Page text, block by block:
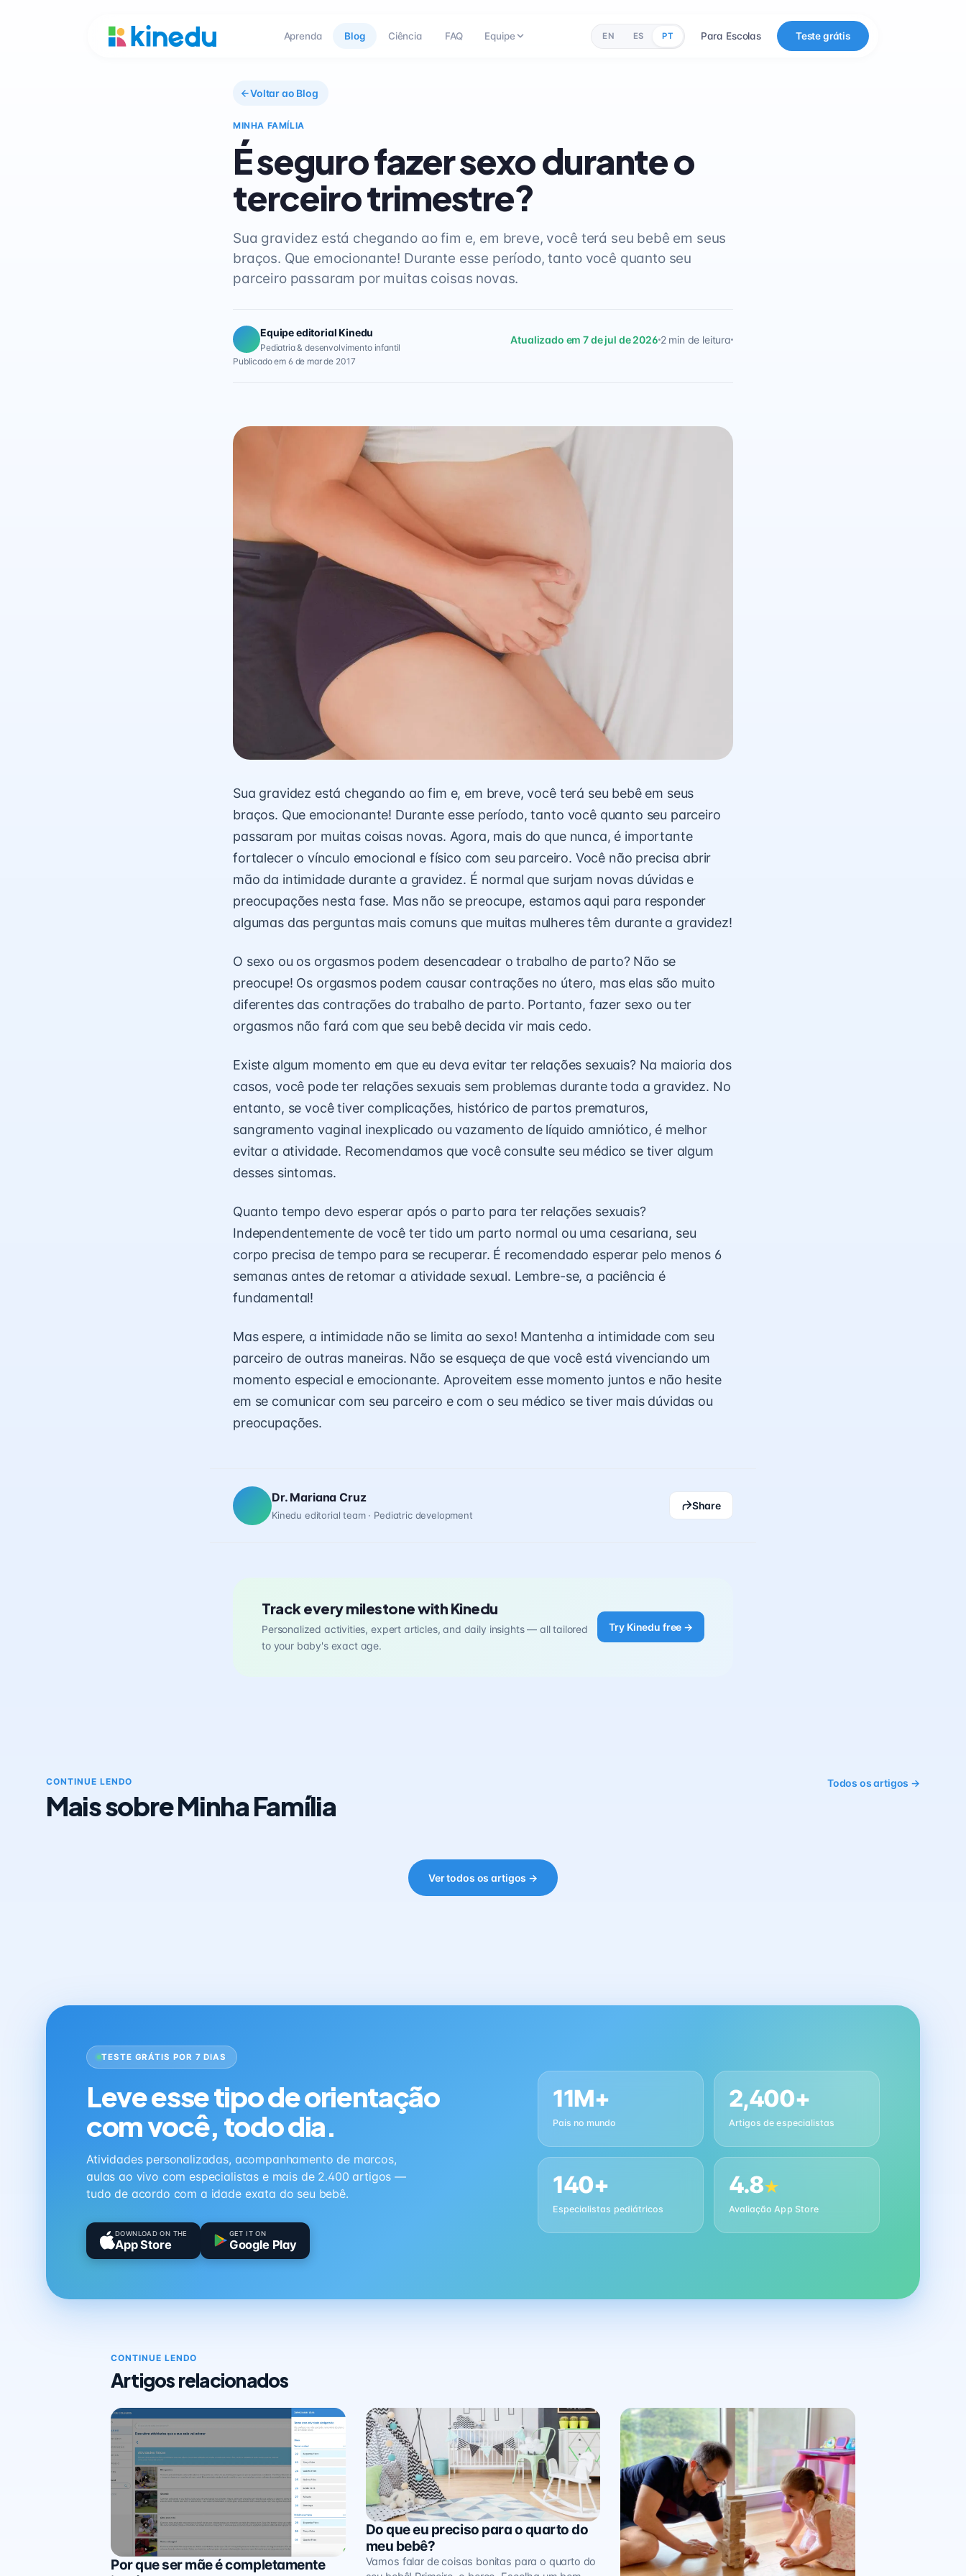
Aprenda Blog Ciência FAQ Equipe EN ES PT Para Escolas Teste grátis
Voltar ao Blog
MINHA FAMÍLIA
É seguro fazer sexo durante o
terceiro trimestre?
Sua gravidez está chegando ao fim e, em breve, você terá seu bebê em seus
braços. Que emocionante! Durante esse período, tanto você quanto seu
parceiro passaram por muitas coisas novas.
Equipe editorial Kinedu
Pediatria & desenvolvimento infantil
Atualizado em 7 de jul de 2026 2 min de leitura
Publicado em 6 de mar de 2017
Sua gravidez está chegando ao fim e, em breve, você terá seu bebê em seus
braços. Que emocionante! Durante esse período, tanto você quanto seu parceiro
passaram por muitas coisas novas. Agora, mais do que nunca, é importante
fortalecer o vínculo emocional e físico com seu parceiro. Você não precisa abrir
mão da intimidade durante a gravidez. É normal que surjam novas dúvidas e
preocupações nesta fase. Mas não se preocupe, estamos aqui para responder
algumas das perguntas mais comuns que muitas mulheres têm durante a gravidez!
O sexo ou os orgasmos podem desencadear o trabalho de parto? Não se
preocupe! Os orgasmos podem causar contrações no útero, mas elas são muito
diferentes das contrações do trabalho de parto. Portanto, fazer sexo ou ter
orgasmos não fará com que seu bebê decida vir mais cedo.
Existe algum momento em que eu deva evitar ter relações sexuais? Na maioria dos
casos, você pode ter relações sexuais sem problemas durante toda a gravidez. No
entanto, se você tiver complicações, histórico de partos prematuros,
sangramento vaginal inexplicado ou vazamento de líquido amniótico, é melhor
evitar a atividade. Recomendamos que você consulte seu médico se tiver algum
desses sintomas.
Quanto tempo devo esperar após o parto para ter relações sexuais?
Independentemente de você ter tido um parto normal ou uma cesariana, seu
corpo precisa de tempo para se recuperar. É recomendado esperar pelo menos 6
semanas antes de retomar a atividade sexual. Lembre-se, a paciência é
fundamental!
Mas espere, a intimidade não se limita ao sexo! Mantenha a intimidade com seu
parceiro de outras maneiras. Não se esqueça de que você está vivenciando um
momento especial e emocionante. Aproveitem esse momento juntos e não hesite
em se comunicar com seu parceiro e com o seu médico se tiver mais dúvidas ou
preocupações.
Dr. Mariana Cruz
Kinedu editorial team · Pediatric development
Share
Track every milestone with Kinedu
Personalized activities, expert articles, and daily insights — all tailored
to your baby's exact age.
Try Kinedu free →
CONTINUE LENDO
Mais sobre Minha Família
Todos os artigos →
Ver todos os artigos →
TESTE GRÁTIS POR 7 DIAS
Leve esse tipo de orientação
com você, todo dia.
Atividades personalizadas, acompanhamento de marcos,
aulas ao vivo com especialistas e mais de 2.400 artigos —
tudo de acordo com a idade exata do seu bebê.
DOWNLOAD ON THE
App Store
GET IT ON
Google Play
11M+
Pais no mundo
2,400+
Artigos de especialistas
140+
Especialistas pediátricos
4.8★
Avaliação App Store
CONTINUE LENDO
Artigos relacionados
Minha Família
Por que ser mãe é completamente
Minha Família
Do que eu preciso para o quarto do
meu bebê?
Vamos falar de coisas bonitas para o quarto do